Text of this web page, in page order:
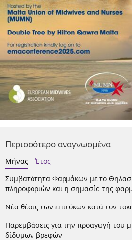
Περισσότερο αναγνωσμένα
Μήνας
Έτος
Συμβατότητα Φαρμάκων με το
πληροφοριών και η σημασία της
Νέα θέσις των επιτόκων κατά τον
Παρεμβάσεις για την προαγωγή του
δίδυμων βρεφών